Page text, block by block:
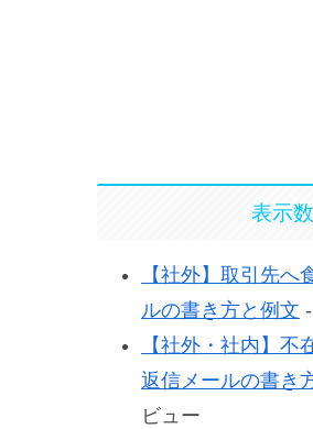
表示数
【社外】取引先へ
ルの書き方と例文
【社外・社内】不
返信メールの書き
ビュー